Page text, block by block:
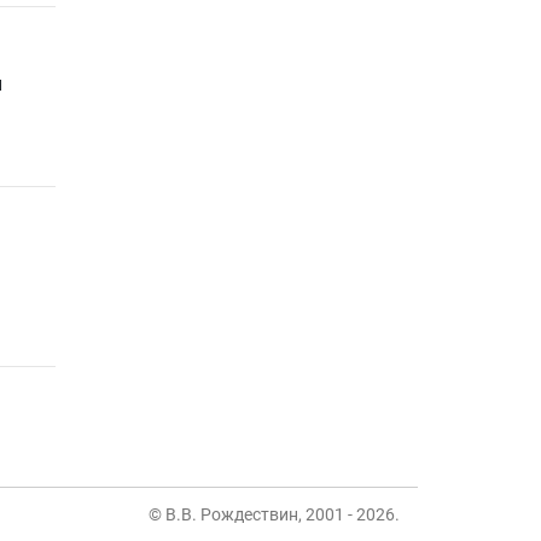
© В.В. Рождествин, 2001 - 2026.